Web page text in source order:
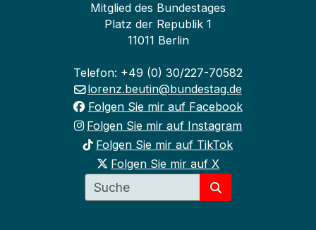
Mitglied des Bundestages
Platz der Republik 1
11011 Berlin
Telefon: +49 (0) 30/227-70582
lorenz.beutin@bundestag.de
Folgen Sie mir auf Facebook
Folgen Sie mir auf Instagram
Folgen Sie mir auf TikTok
Folgen Sie mir auf X